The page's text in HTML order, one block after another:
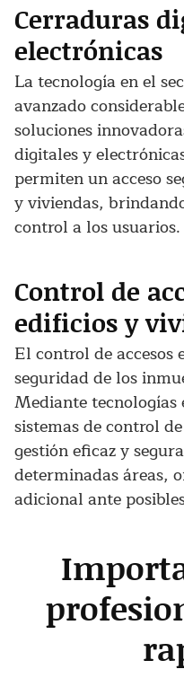
Cerraduras
electrónicas
La tecnología en el
avanzado
soluciones
digitales y
permiten un acceso
y viviendas,
control a los usuarios.
Control de
edificios y
El control de
seguridad de los
Mediante tecnologías
sistemas de control
gestión eficaz y
determinadas áreas,
adicional ante